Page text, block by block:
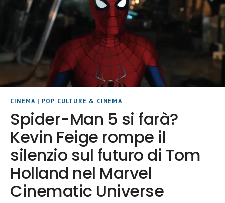
CINEMA | POP CULTURE & CINEMA
Spider-Man 5 si farà?
Kevin Feige rompe il
silenzio sul futuro di Tom
Holland nel Marvel
Cinematic Universe